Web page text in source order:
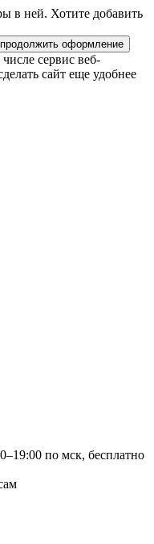
в ней. Хотите добавить
оформление
сервис веб-
сайт еще удобнее
по мск, бесплатно